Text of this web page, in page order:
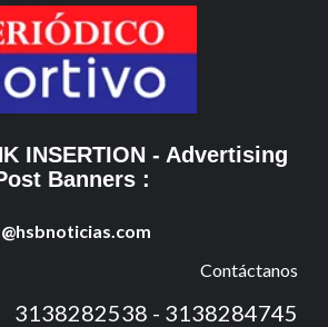
INSERTION - Advertising
Banners :
Contáctanos
3138282538 - 3138284745